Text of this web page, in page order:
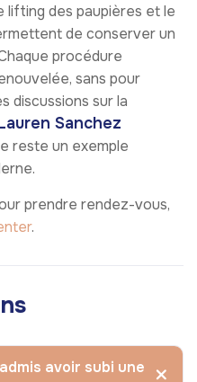
lifting des paupières et le
de conserver un
procédure
sans pour
discussions sur la
Sanchez
reste un exemple
prendre rendez-vous,
.
avoir subi une